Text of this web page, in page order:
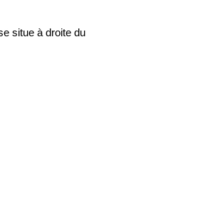
situe à droite du